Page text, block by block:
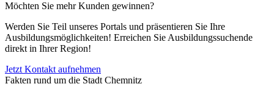
Möchten Sie mehr Kunden gewinnen?
Werden Sie Teil unseres Portals und präsentieren Sie Ihre
Ausbildungsmöglichkeiten! Erreichen Sie Ausbildungssuchende
direkt in Ihrer Region!
Jetzt Kontakt aufnehmen
Fakten rund um die Stadt Chemnitz